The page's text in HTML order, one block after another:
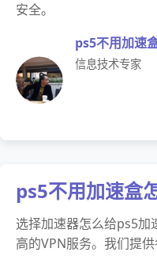
安全。
ps5不用加速
信息技术专家
ps5不用加速盒
选择加速器怎么给ps5加
高的VPN服务。我们提